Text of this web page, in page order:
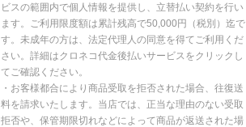
ビスの範囲内で個人情報を提供し、立替払い契約を行い
ます。ご利用限度額は累計残高で50,000円（税別）迄で
す。未成年の方は、法定代理人の同意を得てご利用くだ
さい。詳細はクロネコ代金後払いサービスをクリックし
てご確認ください。
・お客様都合により商品受取を拒否された場合、往復送
料を請求いたします。当店では、正当な理由のない受取
拒否や、保管期限切れなどによって商品が返送された場